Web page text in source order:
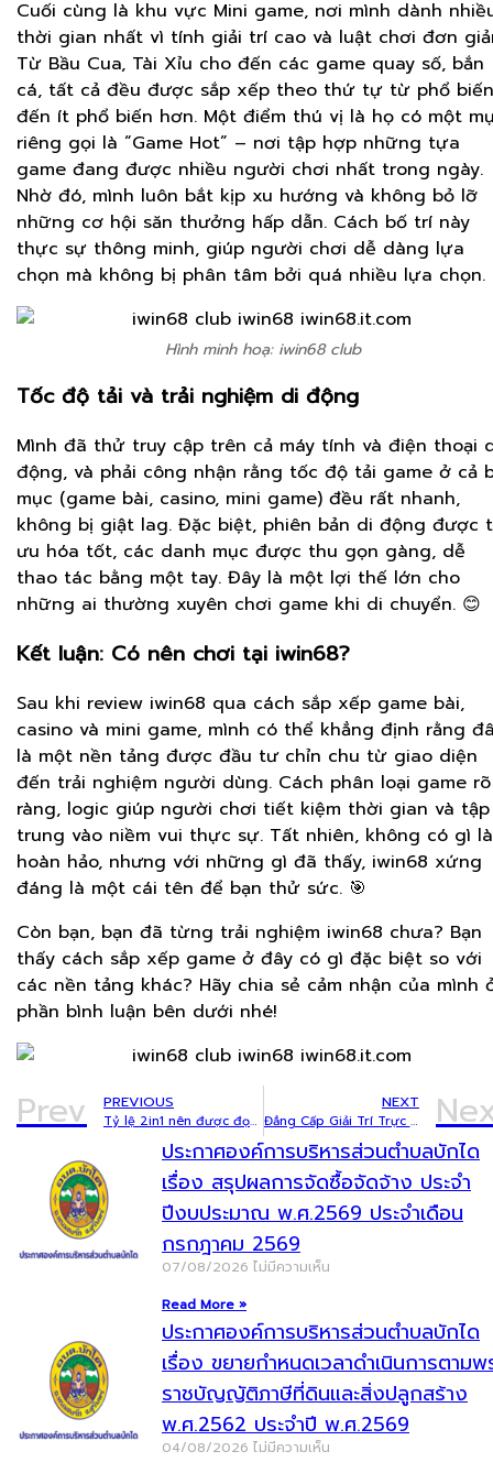
Cuối cùng là khu vực Mini game, nơi mình dành
thời gian nhất vì tính giải trí cao và luật chơi đơn
Từ Bầu Cua, Tài Xỉu cho đến các game quay số, bắn
cá, tất cả đều được sắp xếp theo thứ tự từ phổ biến
đến ít phổ biến hơn. Một điểm thú vị là họ có một
riêng gọi là “Game Hot” – nơi tập hợp những tựa
game đang được nhiều người chơi nhất trong ngày.
Nhờ đó, mình luôn bắt kịp xu hướng và không bỏ lỡ
những cơ hội săn thưởng hấp dẫn. Cách bố trí này
thực sự thông minh, giúp người chơi dễ dàng lựa
chọn mà không bị phân tâm bởi quá nhiều lựa chọn.
Hình minh hoạ: iwin68 club
Tốc độ tải và trải nghiệm di động
Mình đã thử truy cập trên cả máy tính và điện thoại
động, và phải công nhận rằng tốc độ tải game ở cả
mục (game bài, casino, mini game) đều rất nhanh,
không bị giật lag. Đặc biệt, phiên bản di động được
ưu hóa tốt, các danh mục được thu gọn gàng, dễ
thao tác bằng một tay. Đây là một lợi thế lớn cho
những ai thường xuyên chơi game khi di chuyển. 😊
Kết luận: Có nên chơi tại iwin68?
Sau khi review iwin68 qua cách sắp xếp game bài,
casino và mini game, mình có thể khẳng định rằng
là một nền tảng được đầu tư chỉn chu từ giao diện
đến trải nghiệm người dùng. Cách phân loại game rõ
ràng, logic giúp người chơi tiết kiệm thời gian và tập
trung vào niềm vui thực sự. Tất nhiên, không có gì là
hoàn hảo, nhưng với những gì đã thấy, iwin68 xứng
đáng là một cái tên để bạn thử sức. 🎯
Còn bạn, bạn đã từng trải nghiệm iwin68 chưa? Bạn
thấy cách sắp xếp game ở đây có gì đặc biệt so với
các nền tảng khác? Hãy chia sẻ cảm nhận của mình
phần bình luận bên dưới nhé!
Prev PREVIOUS
Tỷ lệ 2in1 nên được đọc thế nào khi kết hợp với tỷ số trực tuyến?
NEXT
Đẳng Cấp Giải Trí Trực Tuyến: Khám Phá Thế Giới Cá Cược Đỉnh Cao Tại TT88
ประกาศองค์การบริหารส่วนตำบลบักได
เรื่อง สรุปผลการจัดซื้อจัดจ้าง ประจำ
ปีงบประมาณ พ.ศ.2569 ประจำเดือน
กรกฎาคม 2569
07/08/2026 ไม่มีความเห็น
Read More »
ประกาศองค์การบริหารส่วนตำบลบักได
เรื่อง ขยายกำหนดเวลาดำเนินการตามพ
ราชบัญญัติภาษีที่ดินและสิ่งปลูกสร้าง
พ.ศ.2562 ประจำปี พ.ศ.2569
04/08/2026 ไม่มีความเห็น